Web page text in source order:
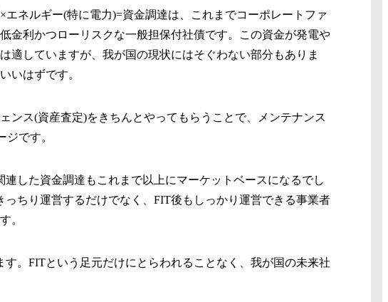
ネルギー(特に電力)=資金調達は、これまでコーポレートファ
金利かつローリスクな一般担保付社債です。この資金が発電や
適していますが、我が国の現状にはそぐわない部分もありま
いはずです。
ンス(資産査定)をきちんとやってもらうことで、メンテナンス
です。
した資金調達もこれまで以上にマーケットベースになるでし
ちり運営するだけでなく、FIT後もしっかり運営できる事業者
。
。FITという足元だけにとらわれることなく、我が国の未来社